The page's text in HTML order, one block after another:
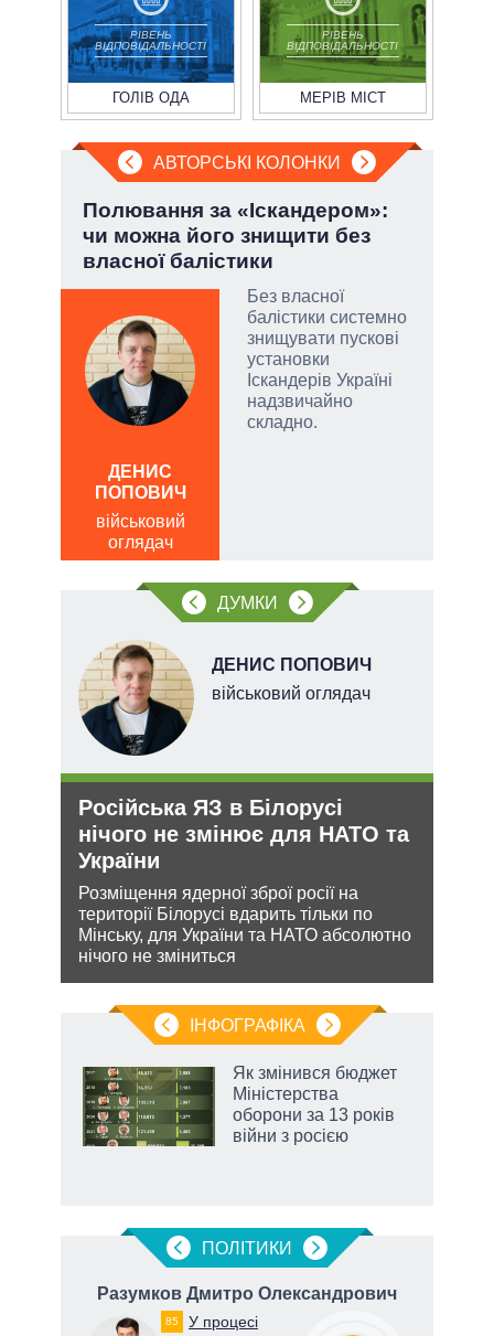
РІВЕНЬ
ВІДПОВІДАЛЬНОСТІ
ГОЛІВ ОДА
РІВЕНЬ
ВІДПОВІДАЛЬНОСТІ
МЕРІВ МІСТ
АВТОРСЬКІ КОЛОНКИ
Полювання за «Іскандером»:
чи можна його знищити без
власної балістики
Без власної
балістики системно
знищувати пускові
установки
Іскандерів Україні
надзвичайно
складно.
ДЕНИС
ПОПОВИЧ
військовий
оглядач
ДУМКИ
ДЕНИС ПОПОВИЧ
військовий оглядач
Російська ЯЗ в Білорусі
нічого не змінює для НАТО та
України
Розміщення ядерної зброї росії на
території Білорусі вдарить тільки по
Мінську, для України та НАТО абсолютно
нічого не зміниться
ІНФОГРАФІКА
Як змінився бюджет
Міністерства
оборони за 13 років
війни з росією
ПОЛIТИКИ
Разумков Дмитро Олександрович
85 У процесі